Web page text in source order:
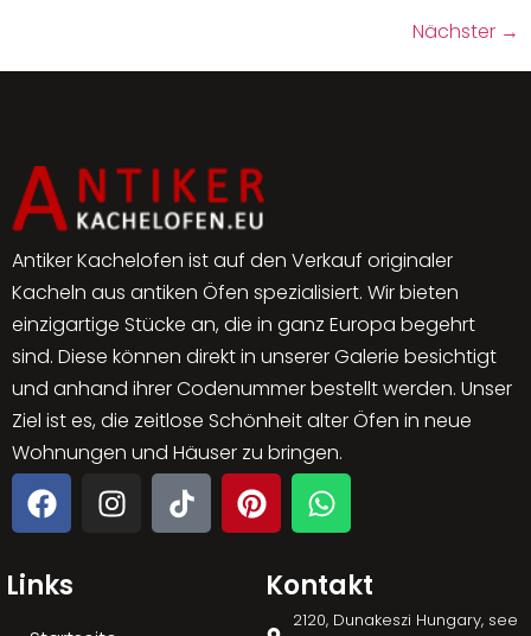
Nächster →
Antiker Kachelofen ist auf den Verkauf originaler
Kacheln aus antiken Öfen spezialisiert. Wir bieten
einzigartige Stücke an, die in ganz Europa begehrt
sind. Diese können direkt in unserer Galerie besichtigt
und anhand ihrer Codenummer bestellt werden. Unser
Ziel ist es, die zeitlose Schönheit alter Öfen in neue
Wohnungen und Häuser zu bringen.
Links Kontakt
2120, Dunakeszi Hungary, see